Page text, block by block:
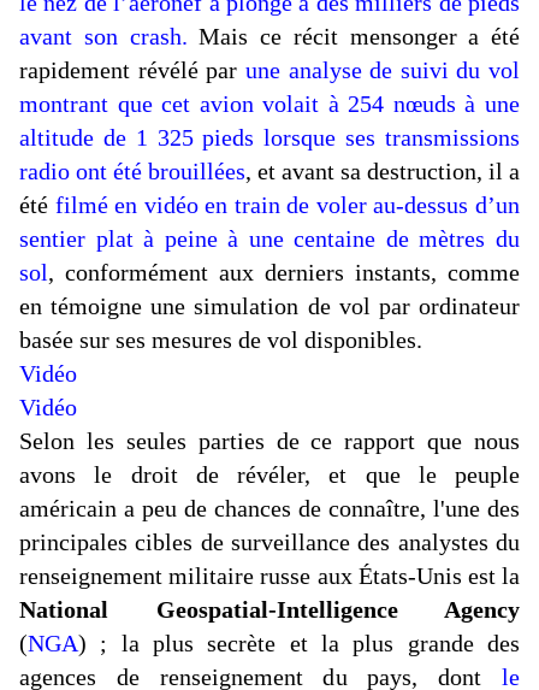
avant son crash. Mais ce récit mensonger a été
rapidement révélé par une analyse de suivi du vol
montrant que cet avion volait à 254 nœuds à une
altitude de 1 325 pieds lorsque ses transmissions
radio ont été brouillées, et avant sa destruction, il a
été filmé en vidéo en train de voler au-dessus d’un
sentier plat à peine à une centaine de mètres du
sol, conformément aux derniers instants, comme
en témoigne une simulation de vol par ordinateur
basée sur ses mesures de vol disponibles.
Vidéo
Vidéo
Selon les seules parties de ce rapport que nous
avons le droit de révéler, et que le peuple
américain a peu de chances de connaître, l'une des
principales cibles de surveillance des analystes du
renseignement militaire russe aux États-Unis est la
National Geospatial-Intelligence Agency
(NGA) ; la plus secrète et la plus grande des
agences de renseignement du pays, dont le